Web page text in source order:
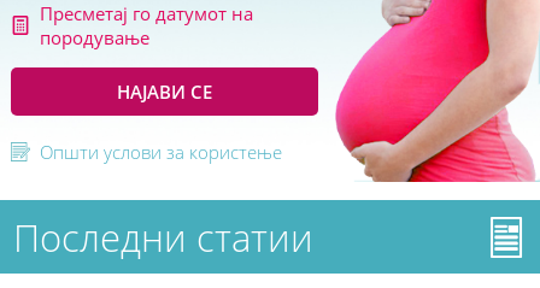
Пресметај го датумот на
породување
НАЈАВИ СЕ
Општи услови за користење
Последни статии